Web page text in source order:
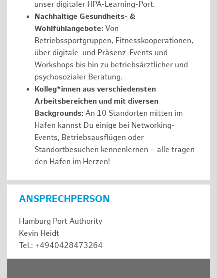
unser digitaler HPA-Learning-Port.
Nachhaltige Gesundheits- &
Wohlfühlangebote: Von
Betriebssportgruppen, Fitnesskooperationen,
über digitale und Präsenz-Events und -
Workshops bis hin zu betriebsärztlicher und
psychosozialer Beratung.
Kolleg*innen aus verschiedensten
Arbeitsbereichen und mit diversen
Backgrounds: An 10 Standorten mitten im
Hafen kannst Du einige bei Networking-
Events, Betriebsausflügen oder
Standortbesuchen kennenlernen – alle tragen
den Hafen im Herzen!
ANSPRECHPERSON
Hamburg Port Authority
Kevin Heidt
Tel.: +4940428473264